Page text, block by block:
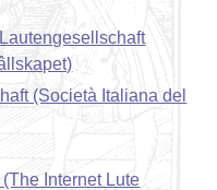
(Società Italiana del
Internet Lute